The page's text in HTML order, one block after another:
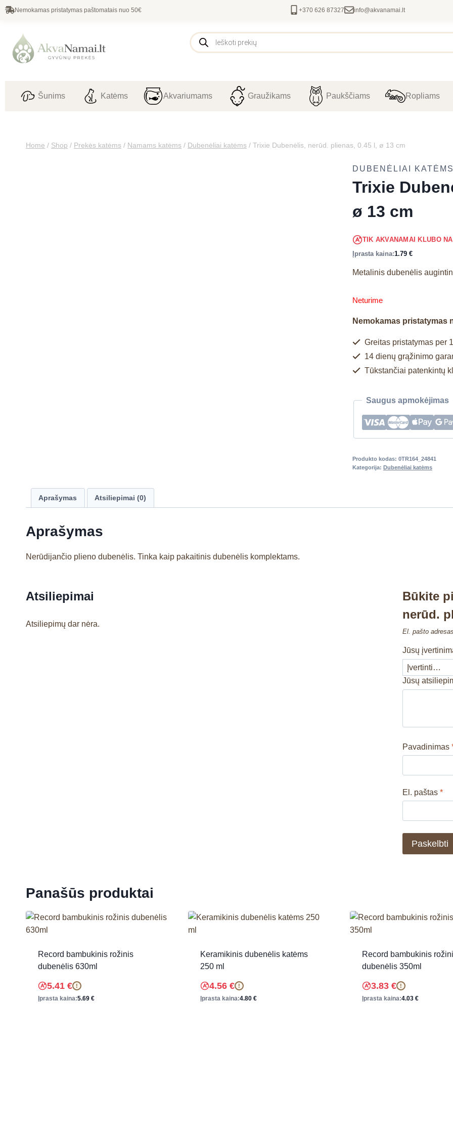
Nemokamas pristatymas paštomatais nuo 50€ +370 626 87327 info@akvanamai.lt
Šunims Katėms Akvariumams Graužikams Paukščiams Ropliams
Home / Shop / Prekės katėms / Namams katėms / Dubenėliai katėms / Trixie Dubenėlis, nerūd. plienas, 0.45 l, ø 13 cm
DUBENĖLIAI KATĖMS
Trixie
ø 13 cm
TIK AKVANAMAI KLUBO
Įprasta kaina:1.79 €
Metalinis dubenėlis
Neturime
Nemokamas pristatymas
Greitas pristatymas per
14 dienų grąžinimo
Tūkstančiai patenkintų
Saugus apmokėjimas
Produkto kodas: 0TR164_24841
Kategorija: Dubenėliai katėms
Aprašymas Atsiliepimai (0)
Aprašymas
Nerūdijančio plieno dubenėlis. Tinka kaip pakaitinis dubenėlis komplektams.
Atsiliepimai
Atsiliepimų dar nėra.
Būkite
nerūd.
El. pašto
Jūsų
Jūsų
Pavadinimas
El. paštas*
Panašūs produktai
Record bambukinis rožinis
dubenėlis 630ml
5.41 € !
Įprasta kaina:5.69 €
Keramikinis dubenėlis katėms
250 ml
4.56 € !
Įprasta kaina:4.80 €
Record bambukinis
dubenėlis 350ml
3.83 € !
Įprasta kaina:4.03 €